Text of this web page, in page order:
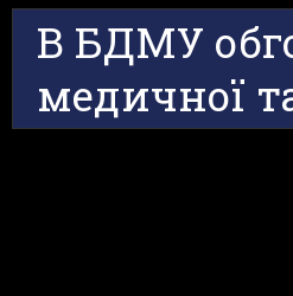
В БДМУ
медичної